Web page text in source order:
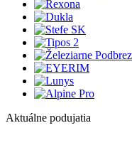
Aktuálne podujatia